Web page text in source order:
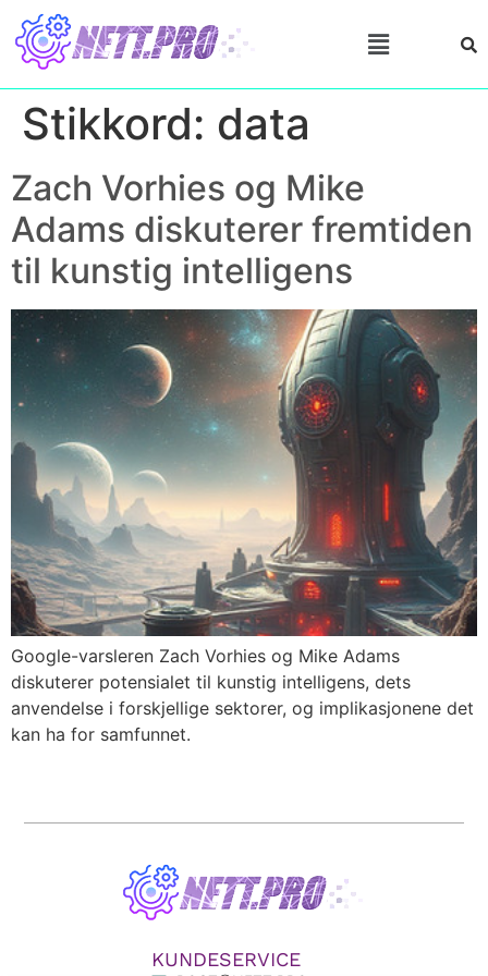
Stikkord: data
Zach Vorhies og Mike
Adams diskuterer fremtiden
til kunstig intelligens
Google-varsleren Zach Vorhies og Mike Adams
diskuterer potensialet til kunstig intelligens, dets
anvendelse i forskjellige sektorer, og implikasjonene det
kan ha for samfunnet.
KUNDESERVICE